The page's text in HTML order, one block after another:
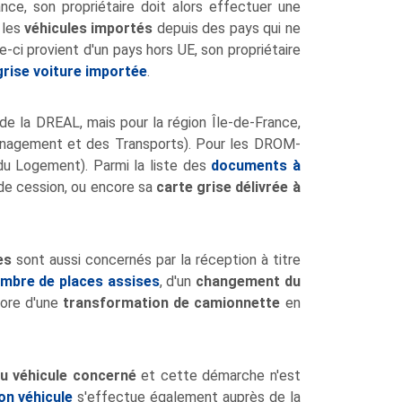
son propriétaire doit alors effectuer une
véhicules importés depuis des pays qui ne
ci provient d'un pays hors UE, son propriétaire
voiture importée.
la DREAL, mais pour la région Île-de-France,
et des Transports). Pour les DROM-
Logement). Parmi la liste des documents à
cession, ou encore sa carte grise délivrée à
sont aussi concernés par la réception à titre
de places assises, d'un changement du
d'une transformation de camionnette en
véhicule concernéet cette démarche n'est
véhicule s'effectue également auprès de la